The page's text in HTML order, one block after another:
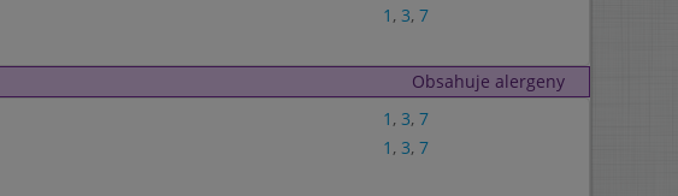
1 , 3, 7
Obsahuje alergeny
1 , 3, 7
1 , 3, 7